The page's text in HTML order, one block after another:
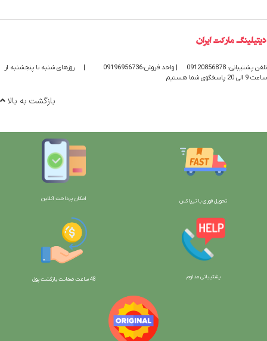
تلفن پشتیبانی: 09120856878 | واحد فروش:09196956736 |
روزهای شنبه تا پنجشنبه از
ساعت 9 الی 20 پاسخگوی شما هستیم
بازگشت به بالا
تحویل فوری با تیپاکس امکان پرداخت آنلاین
پشتیبانی مداوم 48 ساعت ضمانت بازگش ت پول